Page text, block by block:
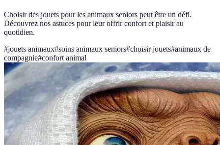
Choisir des jouets pour les animaux seniors peut être un défi.
Découvrez nos astuces pour leur offrir confort et plaisir au
quotidien.
#jouets animaux#soins animaux seniors#choisir jouets#animaux de
compagnie#confort animal